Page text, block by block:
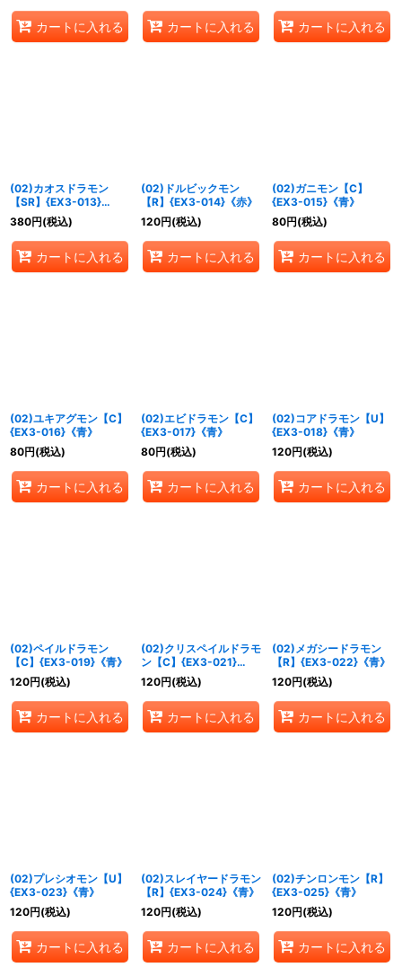
カートに入れる カートに入れる カートに入れる
(02)カオスドラモン
【SR】{EX3-013}
《多》
380円(税込)
カートに入れる
(02)ドルビックモン
【R】{EX3-014}《赤》
120円(税込)
カートに入れる
(02)ガニモン【C】
{EX3-015}《青》
80円(税込)
カートに入れる
(02)ユキアグモン【C】
{EX3-016}《青》
80円(税込)
カートに入れる
(02)エビドラモン【C】
{EX3-017}《青》
80円(税込)
カートに入れる
(02)コアドラモン【U】
{EX3-018}《青》
120円(税込)
カートに入れる
(02)ペイルドラモン
【C】{EX3-019}《青》
120円(税込)
カートに入れる
(02)クリスペイルドラモ
ン【C】{EX3-021}
《青》
120円(税込)
カートに入れる
(02)メガシードラモン
【R】{EX3-022}《青》
120円(税込)
カートに入れる
(02)プレシオモン【U】
{EX3-023}《青》
120円(税込)
カートに入れる
(02)スレイヤードラモン
【R】{EX3-024}《青》
120円(税込)
カートに入れる
(02)チンロンモン【R】
{EX3-025}《青》
120円(税込)
カートに入れる